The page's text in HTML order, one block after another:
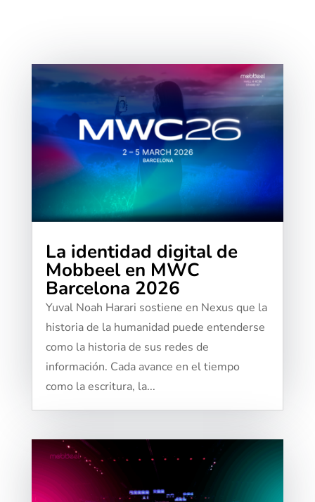
La identidad digital de
Mobbeel en MWC
Barcelona 2026
Yuval Noah Harari sostiene en Nexus que la
historia de la humanidad puede entenderse
como la historia de sus redes de
información. Cada avance en el tiempo
como la escritura, la...